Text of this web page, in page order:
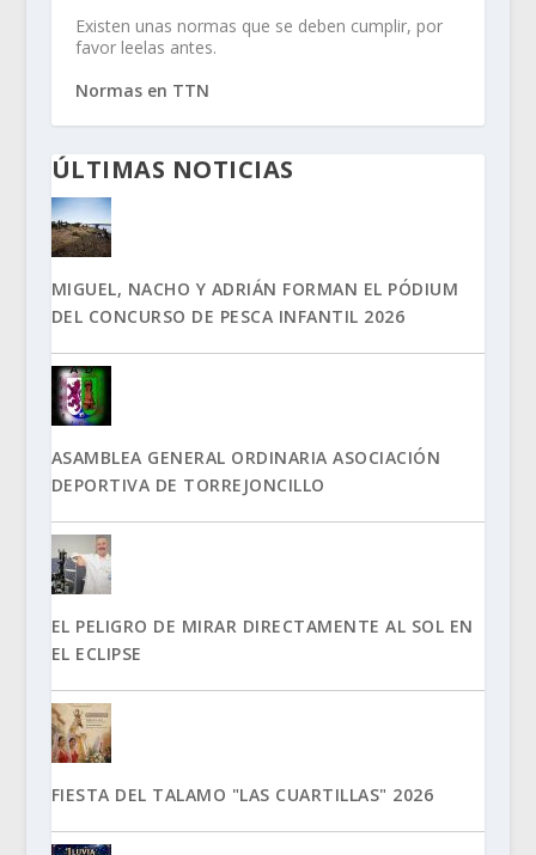
Existen unas normas que se deben cumplir, por
favor leelas antes.
Normas en TTN
ÚLTIMAS NOTICIAS
MIGUEL, NACHO Y ADRIÁN FORMAN EL PÓDIUM
DEL CONCURSO DE PESCA INFANTIL 2026
ASAMBLEA GENERAL ORDINARIA ASOCIACIÓN
DEPORTIVA DE TORREJONCILLO
EL PELIGRO DE MIRAR DIRECTAMENTE AL SOL EN
EL ECLIPSE
FIESTA DEL TALAMO "LAS CUARTILLAS" 2026